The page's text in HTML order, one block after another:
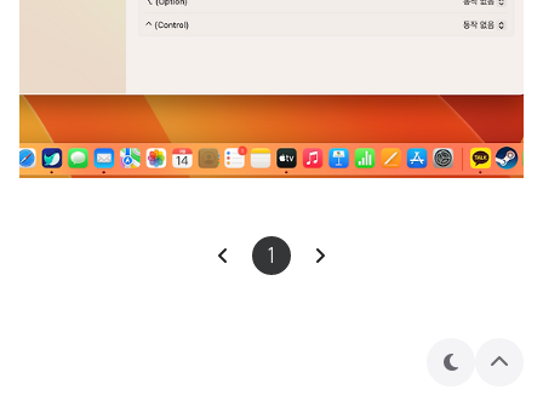
1
테
상